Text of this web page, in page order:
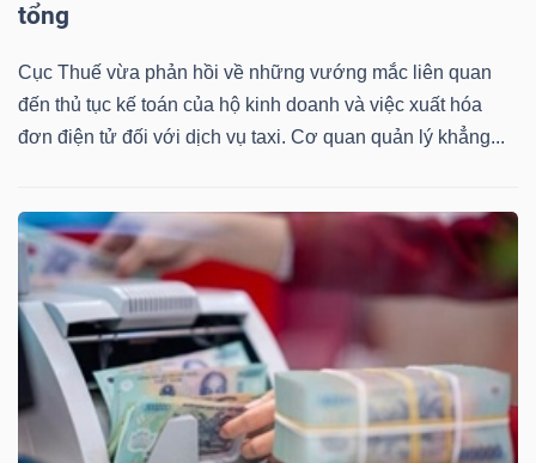
tổng
Cục Thuế vừa phản hồi về những vướng mắc liên quan
đến thủ tục kế toán của hộ kinh doanh và việc xuất hóa
đơn điện tử đối với dịch vụ taxi. Cơ quan quản lý khẳng...